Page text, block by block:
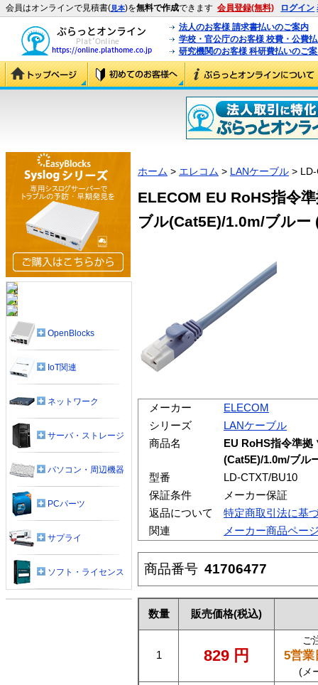
会員はオンラインで見積書(見本)を無料で作成できます 会員登録(無料) ログイン
法人のお客様 請求書払いのご案内
学校・官公庁のお客様 校費・公費
研究機関のお客様 科研費払いのご
ホーム > エレコム > LANケーブル >
ELECOM EU RoHS指令
ブル(Cat5E)/1.0m/ブルー
メーカー
ELECOM
シリーズ
LANケーブル
商品名
EU RoHS指令準拠
(Cat5E)/1.0m/ブル
型番
LD-CTXT/BU10
保証条件
メーカー保証
返品について
特定商取引法に基
関連
メーカー商品ペー
商品番号 41706477
数量 販売価格(税込)
1 829 円
ご
5営業
(メ
OpenBlocks
IoT関連
ネットワーク
サーバ・ストレージ
パソコン・周辺機器
PCパーツ
サプライ
ソフト・ライセンス